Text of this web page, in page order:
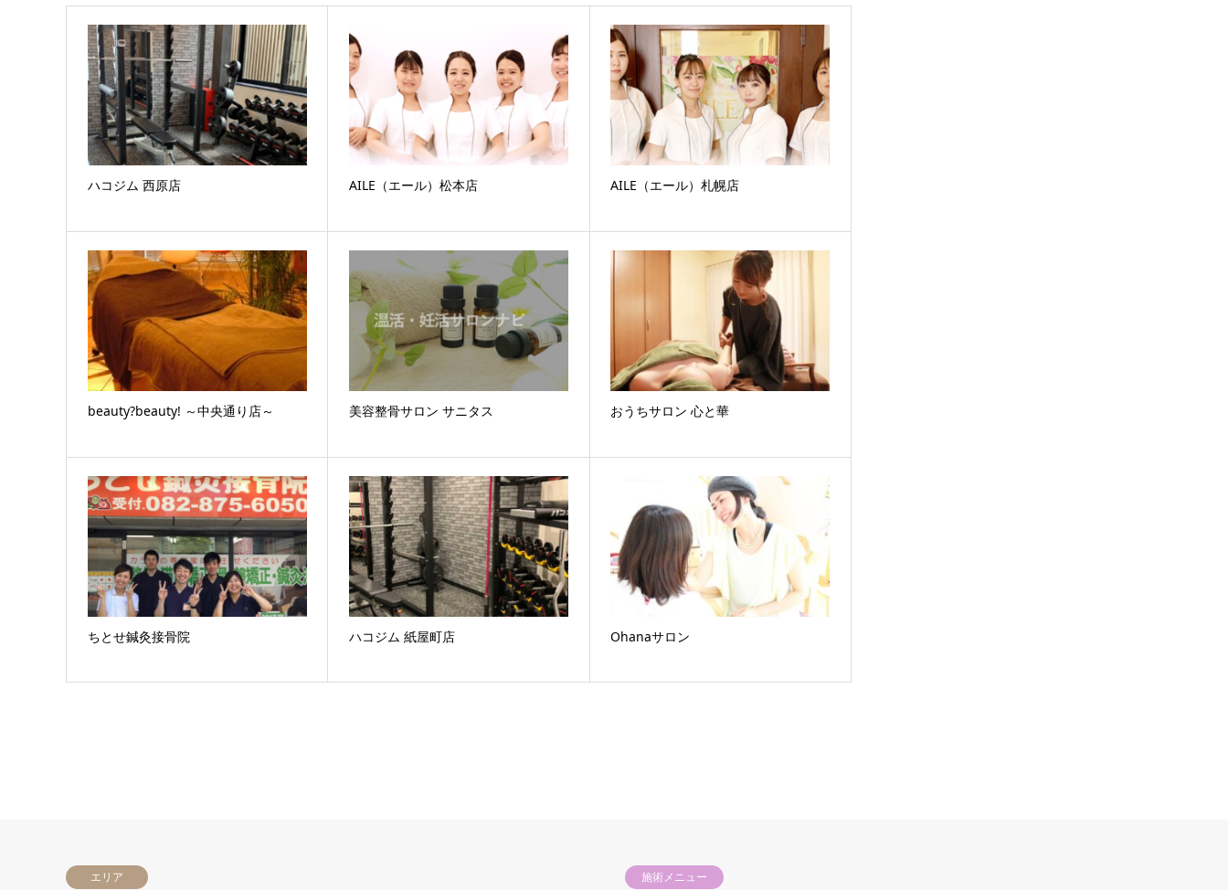
ハコジム 西原店 AILE（エール）松本店 AILE（エール）札幌店
beauty?beauty! ～中央通り店～ 美容整骨サロン サニタス おうちサロン 心と華
ちとせ鍼灸接骨院 ハコジム 紙屋町店 Ohanaサロン
エリア 施術メニュー